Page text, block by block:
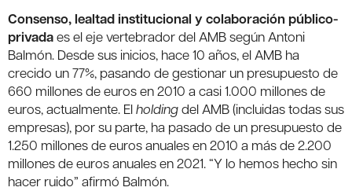
Consenso, lealtad institucional y colaboración público-
privadaes el eje vertebrador del AMB según Antoni
Balmón. Desde sus inicios, hace 10 años, el AMB ha
crecido un 77%, pasando de gestionar un presupuesto de
660 millones de euros en 2010 a casi 1.000 millones de
euros, actualmente. Elholdingdel AMB (incluidas todas sus
empresas), por su parte, ha pasado de un presupuesto de
1.250 millones de euros anuales en 2010 a más de 2.200
millones de euros anuales en 2021. “Y lo hemos hecho sin
hacer ruido” afirmó Balmón.